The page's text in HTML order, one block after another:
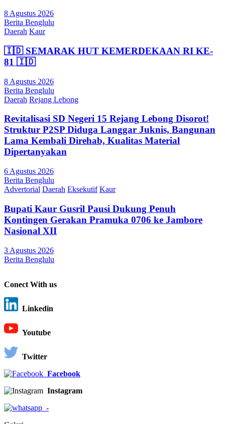
8 Agustus 2026
Berita Benglulu
Daerah Kaur
🇮🇩 SEMARAK HUT KEMERDEKAAN RI KE-
81 🇮🇩
8 Agustus 2026
Berita Benglulu
Daerah Rejang Lebong
Revitalisasi SD Negeri 15 Rejang Lebong Disorot!
Struktur P2SP Diduga Langgar Juknis, Bangunan
Lama Kembali Direhab, Kualitas Material
Dipertanyakan
6 Agustus 2026
Berita Benglulu
Advertorial Daerah Eksekutif Kaur
Bupati Kaur Gusril Pausi Dukung Penuh
Kontingen Gerakan Pramuka 0706 ke Jambore
Nasional XII
3 Agustus 2026
Berita Benglulu
Conect With us
Linkedin
Youtube
Twitter
Facebook
Instagram
-